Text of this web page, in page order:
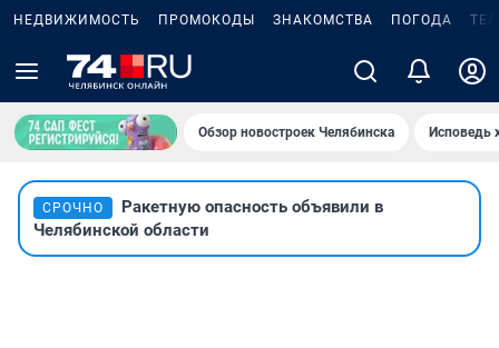
НЕДВИЖИМОСТЬ ПРОМОКОДЫ ЗНАКОМСТВА ПОГОДА
Обзор новостроек Челябинска Исповедь
СРОЧНО
Ракетную опасность объявили в
Челябинской области